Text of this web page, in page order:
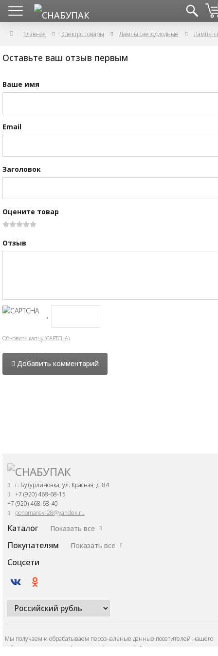
Главная Электро товары Лампы светодиодные Лампы
Оставьте ваш отзыв первым
Ваше имя
Email
Заголовок
Оцените товар
Отзыв
→
Обновить капчу (CAPTCHA)
Добавить комментарий
г. Бутурлиновка, ул. Красная, д. 84
+7 (920) 468-68-15
+7 (920) 468-68-40
ponomarev-28@yandex.ru
Каталог Показать все
Покупателям Показать все
Соцсети
Мы получаем и обрабатываем персональные данные посетителей нашего
сайта в соответствии с
официальной политикой . Если вы не даете согласия